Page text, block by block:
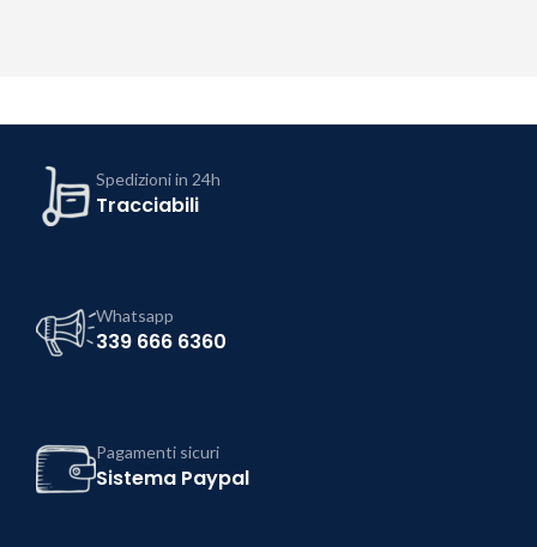
Spedizioni in 24h
Tracciabili
Whatsapp
339 666 6360
Pagamenti sicuri
Sistema Paypal